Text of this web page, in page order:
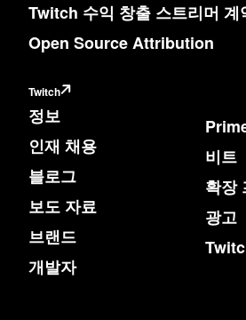
Twitch 수익 창출 스트리머 계
Open Source Attribution
Twitch
정보
인재 채용
블로그
보도 자료
브랜드
개발자
비트
확장
광고